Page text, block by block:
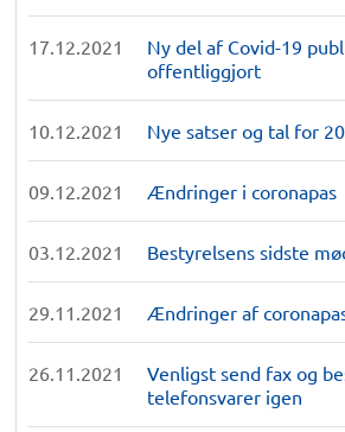
17.12.2021
Ny del af Covid-19
offentliggjort
10.12.2021 Nye satser og tal for
09.12.2021 Ændringer i coronapas
03.12.2021 Bestyrelsens sidste
29.11.2021 Ændringer af
26.11.2021
Venligst send fax og
telefonsvarer igen